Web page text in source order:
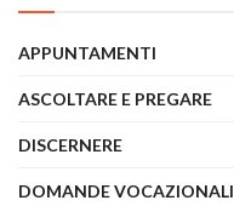
APPUNTAMENTI
ASCOLTARE E PREGARE
DISCERNERE
DOMANDE VOCAZIONALI